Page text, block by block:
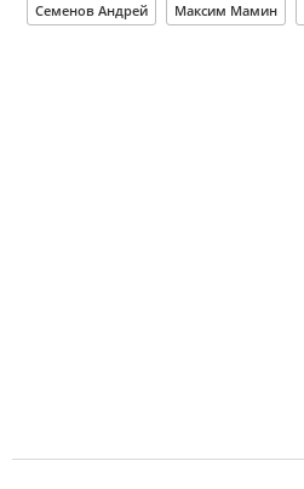
Семенов Андрей Максим Мамин